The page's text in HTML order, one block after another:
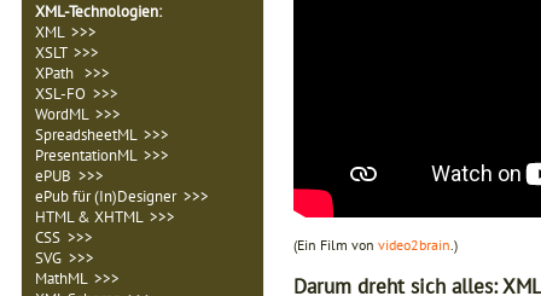
XML-Technologien:
XML >>>
XSLT >>>
XPath >>>
XSL-FO >>>
WordML >>>
SpreadsheetML >>>
PresentationML >>>
ePUB >>>
ePub für (In)Designer >>>
HTML & XHTML >>>
CSS >>>
SVG >>>
MathML >>>
(Ein Film von video2brain.)
Darum dreht sich alles: XML